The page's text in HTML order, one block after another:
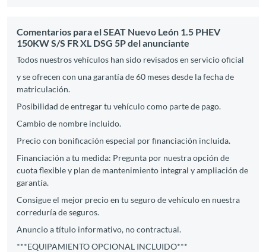
Comentarios para el SEAT Nuevo León 1.5 PHEV
150KW S/S FR XL DSG 5P del anunciante
Todos nuestros vehículos han sido revisados en servicio oficial
y se ofrecen con una garantía de 60 meses desde la fecha de
matriculación.
Posibilidad de entregar tu vehículo como parte de pago.
Cambio de nombre incluido.
Precio con bonificación especial por financiación incluida.
Financiación a tu medida: Pregunta por nuestra opción de
cuota flexible y plan de mantenimiento integral y ampliación de
garantía.
Consigue el mejor precio en tu seguro de vehículo en nuestra
correduría de seguros.
Anuncio a título informativo, no contractual.
***EQUIPAMIENTO OPCIONAL INCLUIDO***